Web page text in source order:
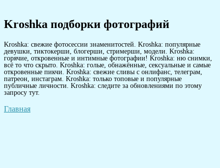
Kroshka подборки фотографий
Kroshka: свежие фотосессии знаменитостей. Kroshka: популярные
девушки, тиктокерши, блогерши, стримерши, модели. Kroshka:
горячие, откровенные и интимные фотографии! Kroshka: ню снимки,
всё то что скрыто. Kroshka: голые, обнажённые, сексуальные и самые
откровенные пикчи. Kroshka: свежие сливы с онлифанс, телеграм,
патреон, инстаграм. Kroshka: только топовые и популярные
публичные личности. Kroshka: следите за обновлениями по этому
запросу тут.
Главная